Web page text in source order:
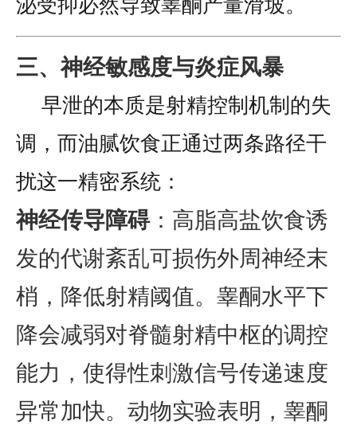
泌受抑必然导致睾酮产量滑坡。
三、神经敏感度与炎症风暴
早泄的本质是射精控制机制的失
调，而油腻饮食正通过两条路径干
扰这一精密系统：
神经传导障碍：高脂高盐饮食诱
发的代谢紊乱可损伤外周神经末
梢，降低射精阈值。睾酮水平下
降会减弱对脊髓射精中枢的调控
能力，使得性刺激信号传递速度
异常加快。动物实验表明，睾酮